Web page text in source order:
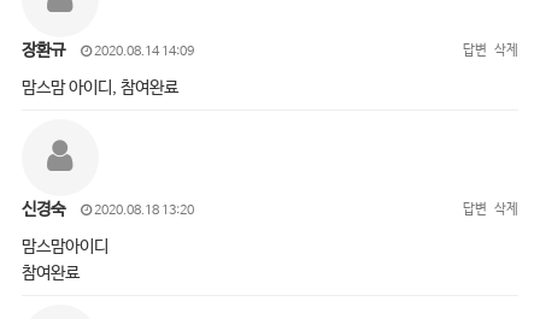
장환규 2020.08.14 14:09 답변 삭제
맘스맘 아이디, 참여완료
신경숙 2020.08.18 13:20 답변 삭제
맘스맘아이디
참여완료